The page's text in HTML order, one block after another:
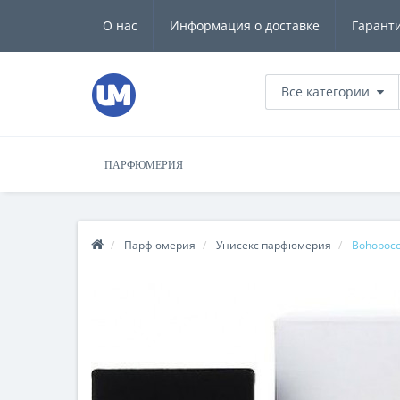
О нас Информация о доставке
Все категории
ПАРФЮМЕРИЯ
Парфюмерия Унисекс парфюмерия